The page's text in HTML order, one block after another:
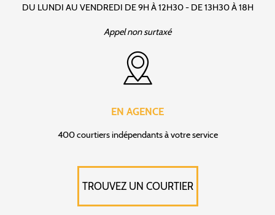
DU LUNDI AU VENDREDI DE 9H À 12H30 - DE 13H30 À 18H
Appel non surtaxé
EN AGENCE
400 courtiers indépendants à votre service
TROUVEZ UN COURTIER